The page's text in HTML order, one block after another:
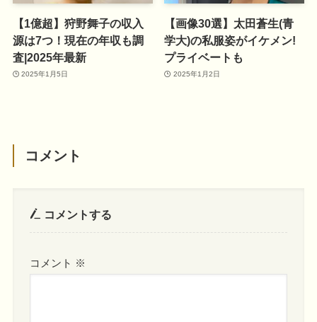
【1億超】狩野舞子の収入
源は7つ！現在の年収も調
査|2025年最新
2025年1月5日
【画像30選】太田蒼生(青
学大)の私服姿がイケメン!
プライベートも
2025年1月2日
コメント
コメントする
コメント ※